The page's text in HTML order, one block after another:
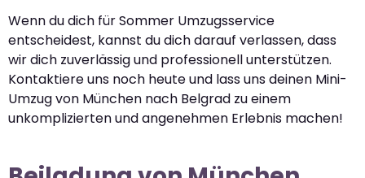
Wenn du dich für Sommer Umzugsservice
entscheidest, kannst du dich darauf verlassen, dass
wir dich zuverlässig und professionell unterstützen.
Kontaktiere uns noch heute und lass uns deinen Mini-
Umzug von München nach Belgrad zu einem
unkomplizierten und angenehmen Erlebnis machen!